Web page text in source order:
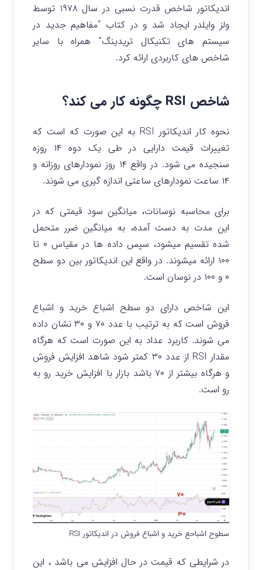
اندیکاتور شاخص قدرت نسبی در سال ۱۹۷۸ توسط
ولز وایلدر ایجاد شد و در کتاب “مفاهیم جدید در
سیستم های تکنیکال تریدینگ” همراه با سایر
شاخص های کاربردی ارائه کرد.
شاخص RSI چگونه کار می کند؟
نحوه کار اندیکاتور RSI به این صورت که است که
تغییرات قیمت دارایی در طی یک دوه ۱۴ روزه
سنجیده می شود. در واقع ۱۴ روز نمودارهای روزانه و
۱۴ ساعت نمودارهای ساعتی اندازه گیری می شوند.
برای محاسبه نوسانات، میانگین سود قیمتی که در
این مدت به دست آمده، به میانگین ضرر متحمل
شده تقسیم میشود، سپس داده ها در مقیاس ۰ تا
۱۰۰ ارائه میشوند. در واقع این اندیکاتور بین دو سطح
۰ و ۱۰۰ در نوسان است.
این شاخص دارای دو سطح اشباع خرید و اشباع
فروش است که به ترتیب با عدد ۷۰ و ۳۰ نشان داده
می شوند. کاربرد عداد به این صورت است که هرگاه
مقدار
RSI از عدد ۳۰ کمتر شود شاهد افزایش فروش
و هرگاه بیشتر از ۷۰ باشد بازار با افزایش خرید رو به
رو است.
سطوح اشباحع خرید و اشباع فروش در اندیکاتور RSI
در شرایطی که قیمت در حال افزایش می باشد ، این